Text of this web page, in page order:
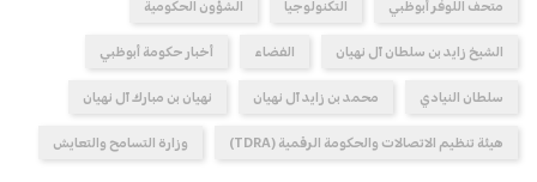
متحف اللوفر أبوظبي التكنولوجيا الشؤون الحكومية
الشيخ زايد بن سلطان آل نهيان الفضاء أخبار حكومة أبوظبي
سلطان النيادي محمد بن زايد آل نهيان نهيان بن مبارك آل نهيان
هيئة تنظيم الاتصالات والحكومة الرقمية (TDRA) وزارة التسامح والتعايش